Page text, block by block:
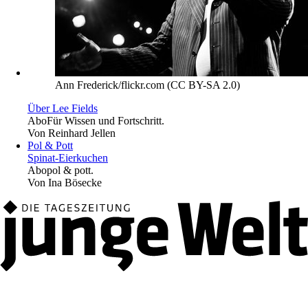
Ann Frederick/flickr.com (CC BY-SA 2.0)
Über Lee Fields
AboFür Wissen und Fortschritt.
Von Reinhard Jellen
Pol & Pott
Spinat-Eierkuchen
Abopol & pott.
Von Ina Bösecke